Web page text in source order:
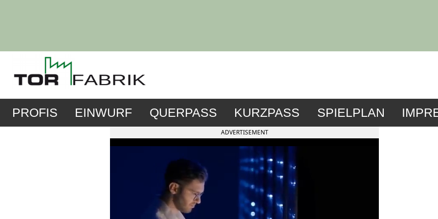
PROFIS EINWURF QUERPASS KURZPASS SPIELPLAN
ADVERTISEMENT